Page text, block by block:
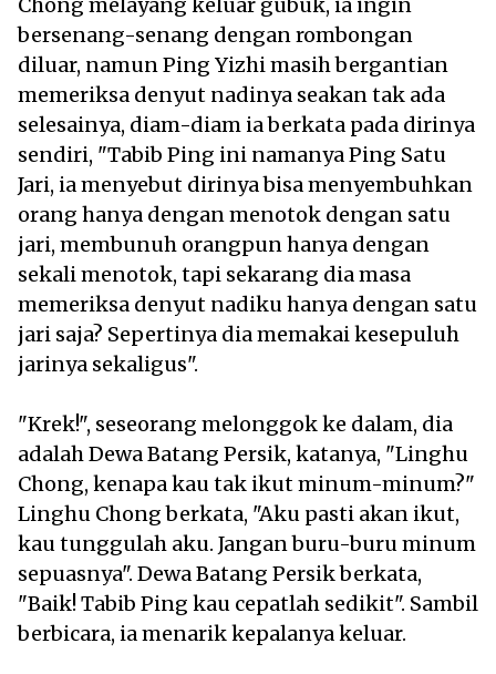
Chong melayang keluar gubuk, ia ingin
bersenang-senang dengan rombongan
diluar, namun Ping Yizhi masih bergantian
memeriksa denyut nadinya seakan tak ada
selesainya, diam-diam ia berkata pada dirinya
sendiri, "Tabib Ping ini namanya Ping Satu
Jari, ia menyebut dirinya bisa menyembuhkan
orang hanya dengan menotok dengan satu
jari, membunuh orangpun hanya dengan
sekali menotok, tapi sekarang dia masa
memeriksa denyut nadiku hanya dengan satu
jari saja? Sepertinya dia memakai kesepuluh
jarinya sekaligus".
"Krek!", seseorang melonggok ke dalam, dia
adalah Dewa Batang Persik, katanya, "Linghu
Chong, kenapa kau tak ikut minum-minum?"
Linghu Chong berkata, "Aku pasti akan ikut,
kau tunggulah aku. Jangan buru-buru minum
sepuasnya". Dewa Batang Persik berkata,
"Baik! Tabib Ping kau cepatlah sedikit". Sambil
berbicara, ia menarik kepalanya keluar.